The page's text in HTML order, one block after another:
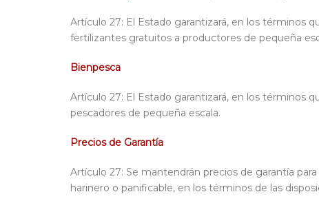
Artículo 27: El Estado garantizará, en los términos
fertilizantes gratuitos a productores de pequeña
Bienpesca
Artículo 27: El Estado garantizará, en los términos
pescadores de pequeña escala.
Precios de Garantía
Artículo 27: Se mantendrán precios de garantía
harinero o panificable, en los términos de las